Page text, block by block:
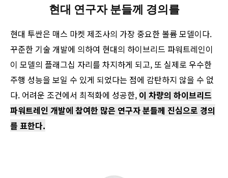
현대 연구자 분들께 경의를
현대 투싼은 매스 마켓 제조사의 가장 중요한 볼륨 모델이다.
꾸준한 기술 개발에 의하여 현대의 하이브리드 파워트레인이
이 모델의 플래그십 자리를 차지하게 되고, 또 실제로 우수한
주행 성능을 보일 수 있게 되었다는 점에 감탄하지 않을 수 없
다. 어려운 조건에서 최적화에 성공한, 이 차량의 하이브리드
파워트레인 개발에 참여한 많은 연구자 분들께 진심으로 경의
를 표한다.